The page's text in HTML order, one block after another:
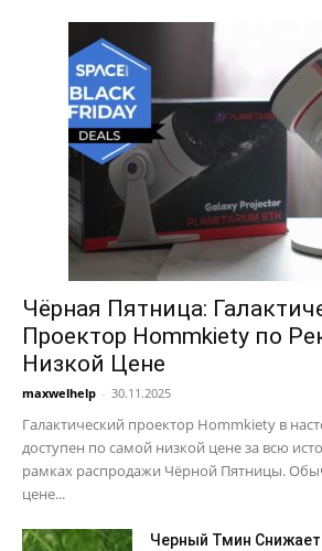
Чёрная Пятница:
Проектор Hommkiety по
Низкой Цене
maxwelhelp - 30.11.2025
Галактический проектор Hommkiety в
доступен по самой низкой цене за всю
рамках распродажи Чёрной Пятницы.
цене...
Черный Тмин